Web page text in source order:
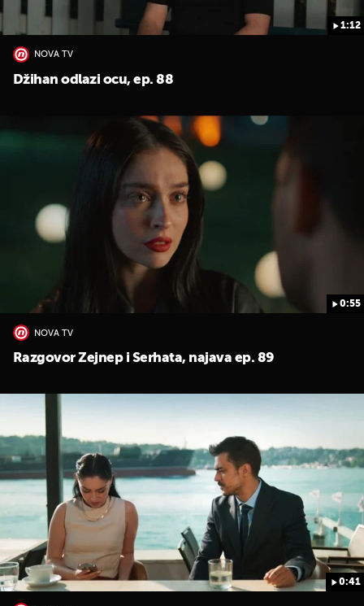
1:12
NOVA TV
Džihan odlazi ocu, ep. 88
0:55
NOVA TV
Razgovor Zejnep i Serhata, najava ep. 89
0:41